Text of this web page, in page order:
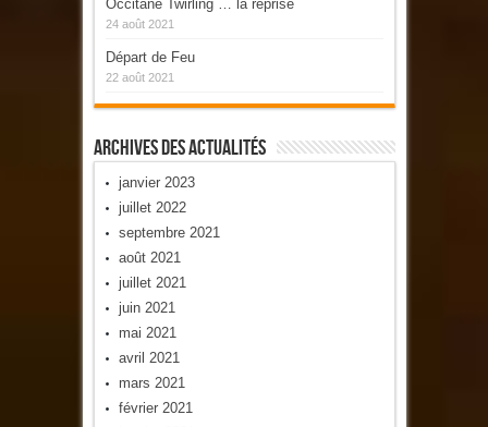
Occitane Twirling … la reprise
24 août 2021
Départ de Feu
22 août 2021
Archives Des Actualités
janvier 2023
juillet 2022
septembre 2021
août 2021
juillet 2021
juin 2021
mai 2021
avril 2021
mars 2021
février 2021